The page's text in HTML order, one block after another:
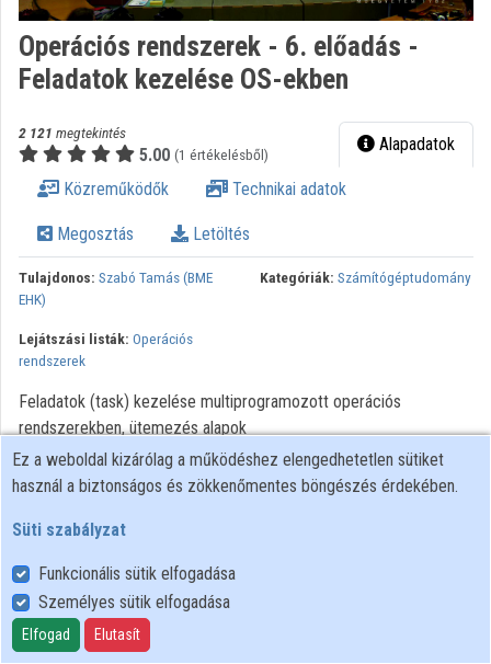
Intézményi felfedezés
Kategóriák
Operációs rendszerek - 6. előadás -
Feladatok kezelése OS-ekben
2 121 megtekintés
5.00 (1 értékelésből) Alapadatok
Közreműködők Technikai adatok
Megosztás Letöltés
Tulajdonos: Szabó Tamás (BME
EHK)
Kategóriák: Számítógéptudomány
Lejátszási listák: Operációs
rendszerek
Feladatok (task) kezelése multiprogramozott operációs
rendszerekben, ütemezés alapok
Minden jog fenntartva.
Felhasználói szabályzat
Adatkezelési tájékoztató
Süti szabályzat
Ez a weboldal kizárólag a működéshez elengedhetetlen sütiket
használ a biztonságos és zökkenőmentes böngészés érdekében.
Süti szabályzat
Funkcionális sütik elfogadása
Személyes sütik elfogadása
Elfogad Elutasít